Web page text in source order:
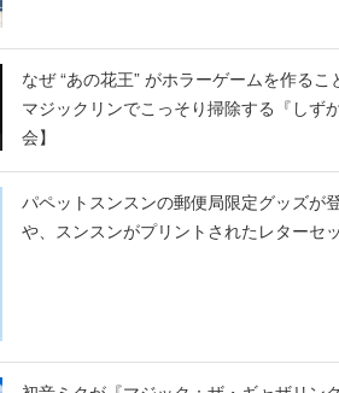
なぜ “あの花王” がホラーゲームを作る
マジックリンでこっそり掃除する『しず
会】
パペットスンスンの郵便局限定グッズが
や、スンスンがプリントされたレターセ